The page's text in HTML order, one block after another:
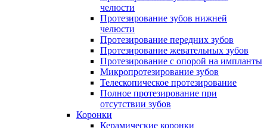
челюсти
Протезирование зубов нижней
челюсти
Протезирование передних зубов
Протезирование жевательных зубов
Протезирование с опорой на импланты
Микропротезирование зубов
Телескопическое протезирование
Полное протезирование при
отсутствии зубов
Коронки
Керамические коронки